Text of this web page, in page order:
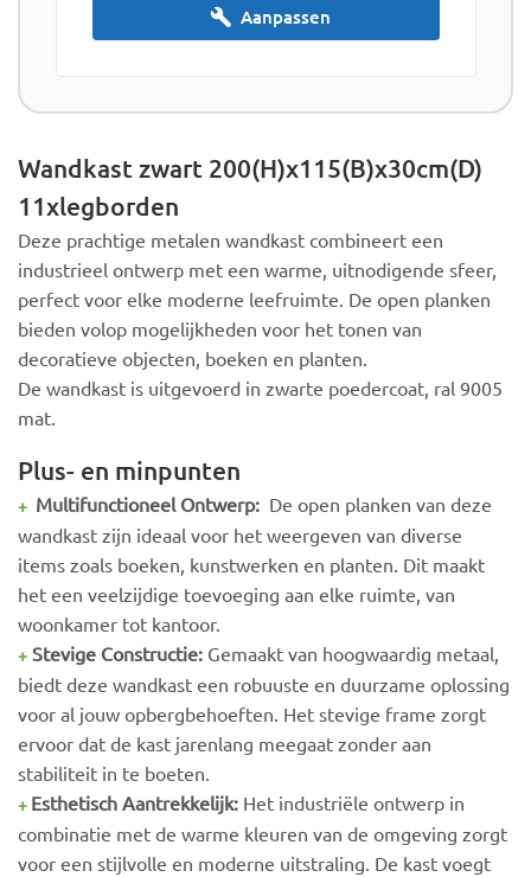
Aanpassen
Wandkast zwart 200(H)x115(B)x30cm(D)
11xlegborden
Deze prachtige metalen wandkast combineert een
industrieel ontwerp met een warme, uitnodigende sfeer,
perfect voor elke moderne leefruimte. De open planken
bieden volop mogelijkheden voor het tonen van
decoratieve objecten, boeken en planten.
De wandkast is uitgevoerd in zwarte poedercoat, ral 9005
mat.
Plus- en minpunten
+ Multifunctioneel Ontwerp: De open planken van deze
wandkast zijn ideaal voor het weergeven van diverse
items zoals boeken, kunstwerken en planten. Dit maakt
het een veelzijdige toevoeging aan elke ruimte, van
woonkamer tot kantoor.
+ Stevige Constructie: Gemaakt van hoogwaardig metaal,
biedt deze wandkast een robuuste en duurzame oplossing
voor al jouw opbergbehoeften. Het stevige frame zorgt
ervoor dat de kast jarenlang meegaat zonder aan
stabiliteit in te boeten.
+ Esthetisch Aantrekkelijk: Het industriële ontwerp in
combinatie met de warme kleuren van de omgeving zorgt
voor een stijlvolle en moderne uitstraling. De kast voegt